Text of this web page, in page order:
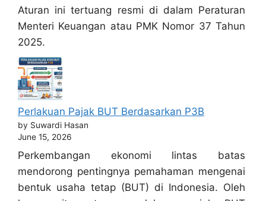
Aturan ini tertuang resmi di dalam Peraturan
Menteri Keuangan atau PMK Nomor 37 Tahun
2025.
Perlakuan Pajak BUT Berdasarkan P3B
by Suwardi Hasan
June 15, 2026
Perkembangan ekonomi lintas batas
mendorong pentingnya pemahaman mengenai
bentuk usaha tetap (BUT) di Indonesia. Oleh